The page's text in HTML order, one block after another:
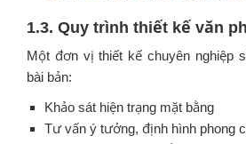
1.3. Quy trình thiết kế văn
Một đơn vị thiết kế chuyên nghiệp
bài bản:
Khảo sát hiện trạng mặt bằng
Tư vấn ý tưởng, định hình phong